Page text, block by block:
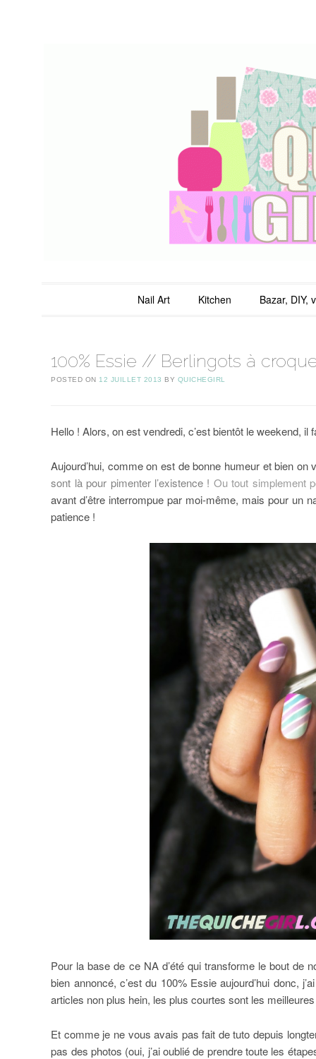
QuicheGirl
Nail Art Kitchen Bazar, DIY,
100% Essie // Berlingots à
POSTED ON 12 JUILLET 2013 BY QUICHEGIRL
Hello ! Alors, on est vendredi, c’est bientôt le weekend,
Aujourd’hui, comme on est de bonne humeur et bien
sont là pour pimenter l’existence ! Ou tout simplement
avant d’être interrompue par moi-même, mais pour un
patience !
Pour la base de ce NA d’été qui transforme le bout de
bien annoncé, c’est du 100% Essie aujourd’hui
articles non plus hein, les plus courtes sont les
Et comme je ne vous avais pas fait de tuto depuis
pas des photos (oui, j’ai oublié de prendre toute les